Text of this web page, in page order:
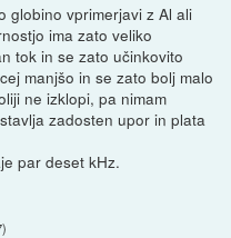
globino vprimerjavi z Al ali
ima zato veliko
tok in se zato učinkovito
manjšo in se zato bolj malo
ne izklopi, pa nimam
zadosten upor in plata
par deset kHz.
)